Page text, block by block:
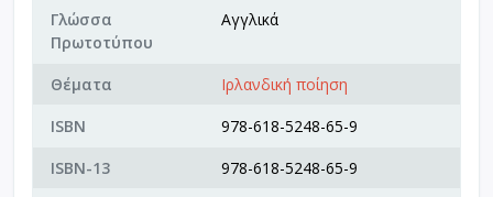
Γλώσσα
Πρωτοτύπου
Αγγλικά
Θέματα
Ιρλανδική ποίηση
ISBN
978-618-5248-65-9
ISBN-13
978-618-5248-65-9